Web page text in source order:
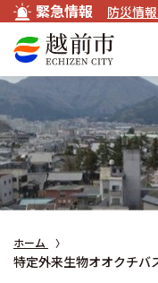
緊急情報 防災情
ホーム
特定外来生物オオクチバ